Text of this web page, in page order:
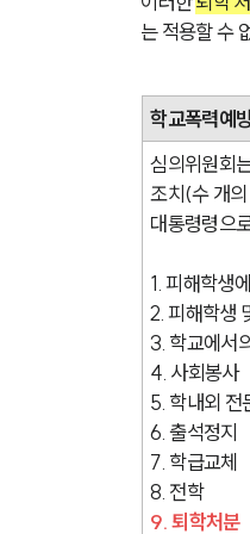
는 적용할 수
학교폭력예
심의위원회
조치(수 개
대통령령으
1. 피해학생
2. 피해학생
3. 학교에서
4. 사회봉사
5. 학내외 전
6. 출석정지
7. 학급교체
8. 전학
9. 퇴학처분